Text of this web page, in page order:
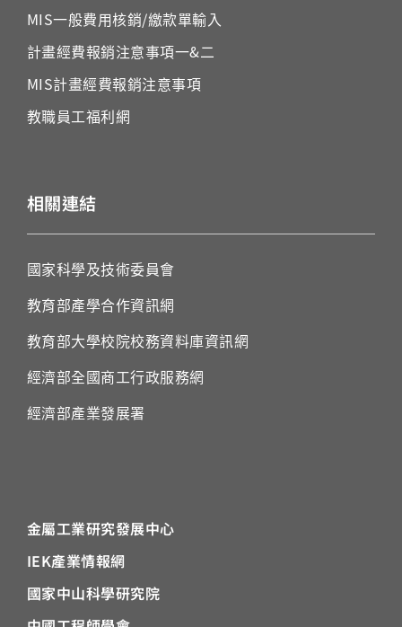
MIS一般費用核銷/繳款單輸入
計畫經費報銷注意事項一&二
MIS計畫經費報銷注意事項
教職員工福利網
相關連結
國家科學及技術委員會
教育部產學合作資訊網
教育部大學校院校務資料庫資訊網
經濟部全國商工行政服務網
經濟部產業發展署
金屬工業研究發展中心
IEK產業情報網
國家中山科學研究院